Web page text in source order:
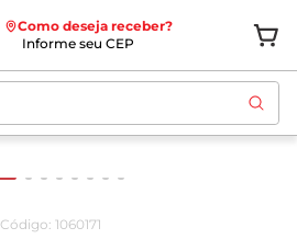
Como deseja receber?
Informe seu CEP
Código: 1060171